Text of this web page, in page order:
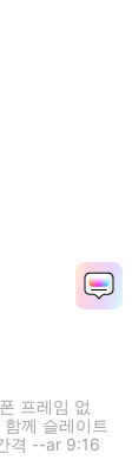
프레임 없
께 슬레이트
격 --ar 9:16